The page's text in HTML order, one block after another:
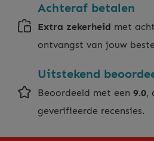
Achteraf betalen
Extra zekerheid met
ontvangst van jouw
Uitstekend
Beoordeeld met een 9.0,
geverifieerde recensies.